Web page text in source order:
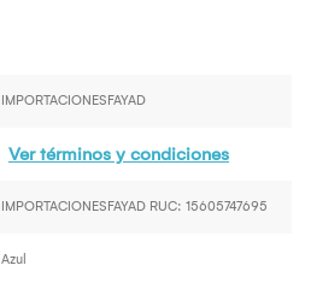
IMPORTACIONESFAYAD
Ver términos y condiciones
IMPORTACIONESFAYAD RUC: 15605747695
Azul